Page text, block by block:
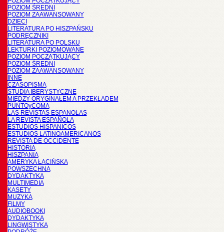
POZIOM ŚREDNI
POZIOM ZAAWANSOWANY
DZIECI
LITERATURA PO HISZPAŃSKU
PODRĘCZNIKI
LITERATURA PO POLSKU
LEKTURKI POZIOMOWANE
POZIOM POCZĄTKUJĄCY
POZIOM ŚREDNI
POZIOM ZAAWANSOWANY
INNE
CZASOPISMA
STUDIA IBERYSTYCZNE
MIĘDZY ORYGINAŁEM A PRZEKŁADEM
PUNTOyCOMA
LAS REVISTAS ESPANOLAS
LA REVISTA ESPAÑOLA
ESTUDIOS HISPANICOS
ESTUDIOS LATINOAMERICANOS
REVISTA DE OCCIDENTE
HISTORIA
HISZPANIA
AMERYKA ŁACIŃSKA
POWSZECHNA
DYDAKTYKA
MULTIMEDIA
KASETY
MUZYKA
FILMY
AUDIOBOOKI
DYDAKTYKA
LINGWISTYKA